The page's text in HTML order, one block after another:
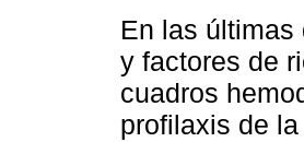
En las
y factores de
cuadros
profilaxis de